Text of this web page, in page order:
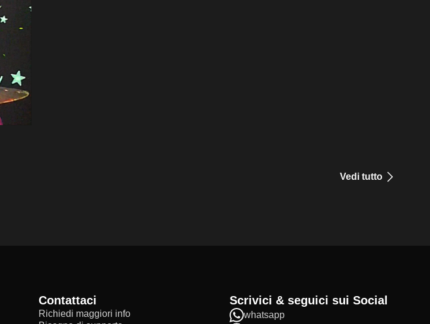
Vedi tutto
Contattaci
Richiedi maggiori info
Scrivici & seguici sui Social
whatsapp